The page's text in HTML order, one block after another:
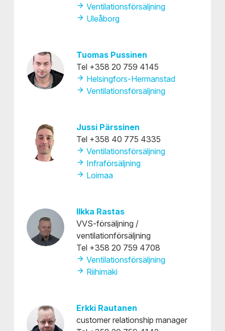
Ventilationsförsäljning
Uleåborg
Tuomas Pussinen
Tel +358 20 759 4145
Helsingfors-Hermanstad
Ventilationsförsäljning
Jussi Pärssinen
Tel +358 40 775 4335
Ventilationsförsäljning
Infraförsäljning
Loimaa
Ilkka Rastas
VVS-försäljning /
ventilationförsäljning
Tel +358 20 759 4708
Ventilationsförsäljning
Riihimäki
Erkki Rautanen
customer relationship manager